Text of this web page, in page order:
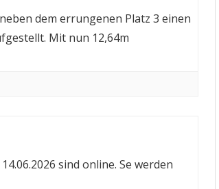
dem errungenen Platz 3 einen
Mit nun 12,64m
sind online. Se werden